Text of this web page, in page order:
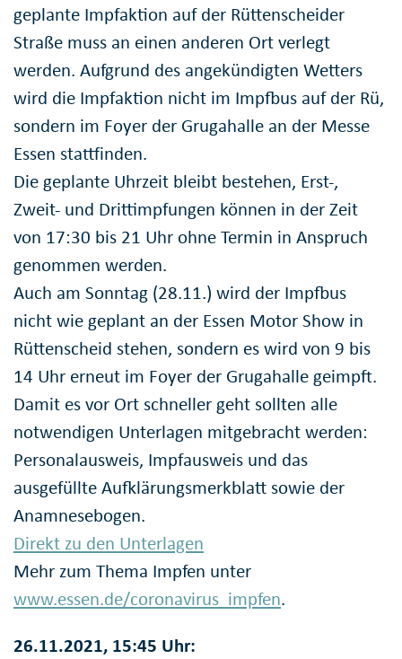
geplante Impfaktion auf der Rüttenscheider
Straße muss an einen anderen Ort verlegt
werden. Aufgrund des angekündigten Wetters
wird die Impfaktion nicht im Impfbus auf der Rü,
sondern im Foyer der Grugahalle an der Messe
Essen stattfinden.
Die geplante Uhrzeit bleibt bestehen, Erst-,
Zweit- und Drittimpfungen können in der Zeit
von 17:30 bis 21 Uhr ohne Termin in Anspruch
genommen werden.
Auch am Sonntag (28.11.) wird der Impfbus
nicht wie geplant an der Essen Motor Show in
Rüttenscheid stehen, sondern es wird von 9 bis
14 Uhr erneut im Foyer der Grugahalle geimpft.
Damit es vor Ort schneller geht sollten alle
notwendigen Unterlagen mitgebracht werden:
Personalausweis, Impfausweis und das
ausgefüllte Aufklärungsmerkblatt sowie der
Anamnesebogen.
Direkt zu den Unterlagen
Mehr zum Thema Impfen unter
www.essen.de/coronavirus_impfen.
26.11.2021, 15:45 Uhr: